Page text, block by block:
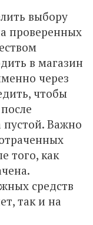
выбору
проверенных
в магазин
через
чтобы
пустой. Важно
того, как
средств
так и на